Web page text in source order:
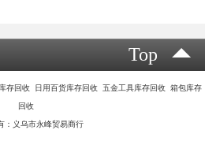
Top
存回收 日用百货库存回收 五金工具库存回收 箱包库存
回收
：义乌市永峰贸易商行